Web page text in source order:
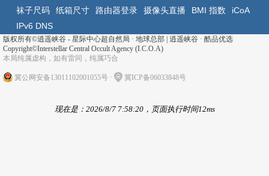
袜子尺码
纸箱尺寸 路由器登录 摄像头直播 BMI 指数
iCoA
IPv6 DNS
版权所有©逍遥峡谷 - 星际中心超自然局 · 地球总部 逍遥峡谷 · 酷品优选
Copyright©Interstellar Central Occult Agency (I.C.O.A)
本局纯属虚构，如有雷同，纯属巧合
冀公网安备13011102001055号 · 冀ICP备06033848号
现在是：2026/8/7 7:58:20，页面执行时间12ms